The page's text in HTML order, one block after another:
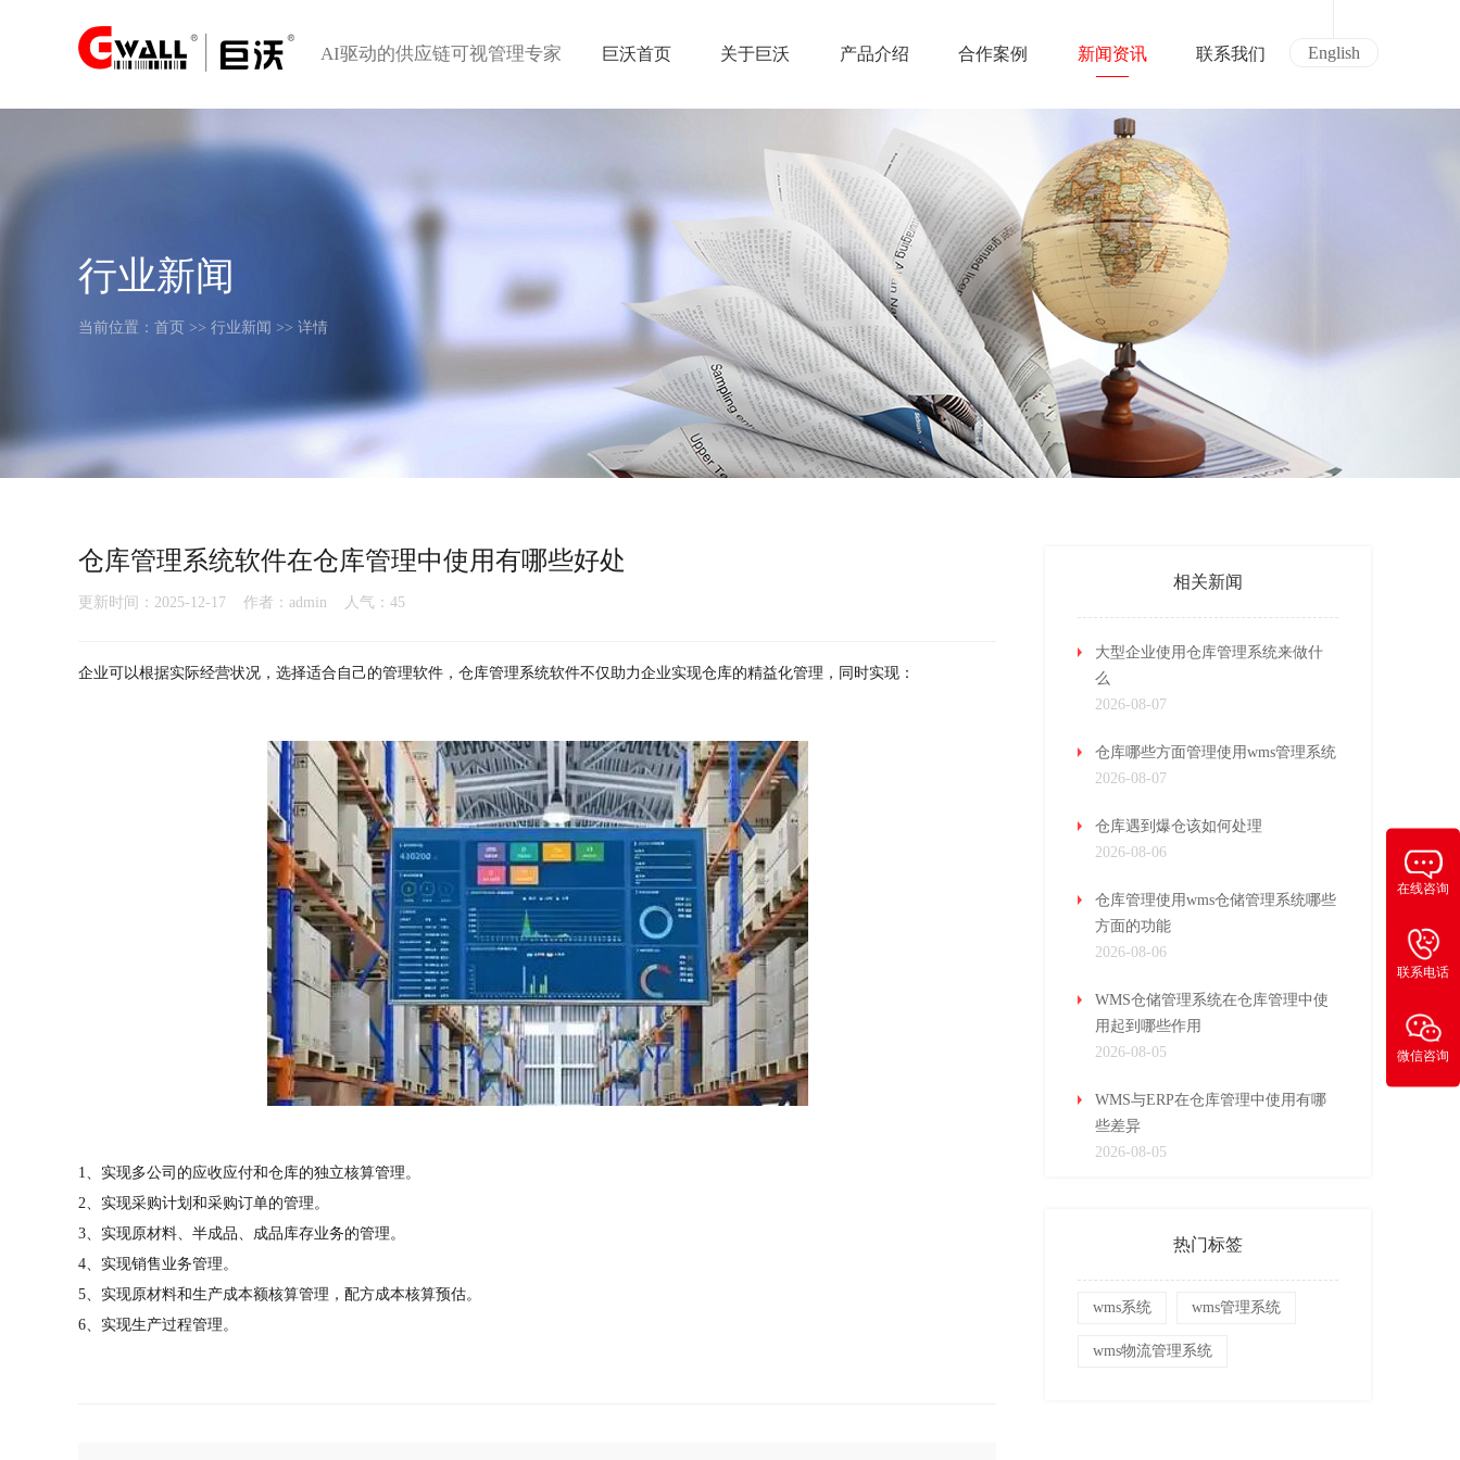
AI驱动的供应链可视管理专家 巨沃首页 关于巨沃 产品介绍 合作案例 新闻资讯 联系我们 English
行业新闻
当前位置： 首页 >> 行业新闻 >> 详情
仓库管理系统软件在仓库管理中使用有哪些好处
更新时间：2025-12-17 作者：admin 人气： 45
企业可以根据实际经营状况，选择适合自己的管理软件，仓库管理系统软件不仅助力企业实现仓库的精益化管理，同时实现：
1、实现多公司的应收应付和仓库的独立核算管理。
2、实现采购计划和采购订单的管理。
3、实现原材料、半成品、成品库存业务的管理。
4、实现销售业务管理。
5、实现原材料和生产成本额核算管理，配方成本核算预估。
6、实现生产过程管理。
相关新闻
大型企业使用仓库管理系统来做什
么
2026-08-07
仓库哪些方面管理使用wms管理系统
2026-08-07
仓库遇到爆仓该如何处理
2026-08-06
仓库管理使用wms仓储管理系统哪些
方面的功能
2026-08-06
WMS仓储管理系统在仓库管理中使
用起到哪些作用
2026-08-05
WMS与ERP在仓库管理中使用有哪
些差异
2026-08-05
热门标签
wms系统 wms管理系统
wms物流管理系统
在线咨询
联系电话
微信咨询